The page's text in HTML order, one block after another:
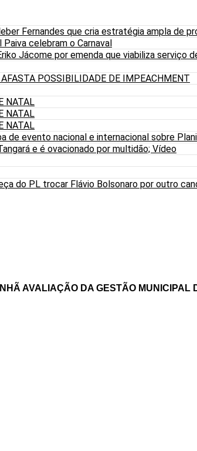
Fernandes que cria estratégia ampla de
Paiva celebram o Carnaval
Jácome por emenda que viabiliza serviço
POSSIBILIDADE DE IMPEACHMENT
NATAL
NATAL
NATAL
de evento nacional e internacional sobre
e é ovacionado por multidão; Vídeo
do PL trocar Flávio Bolsonaro por outro
AVALIAÇÃO DA GESTÃO MUNICIPAL